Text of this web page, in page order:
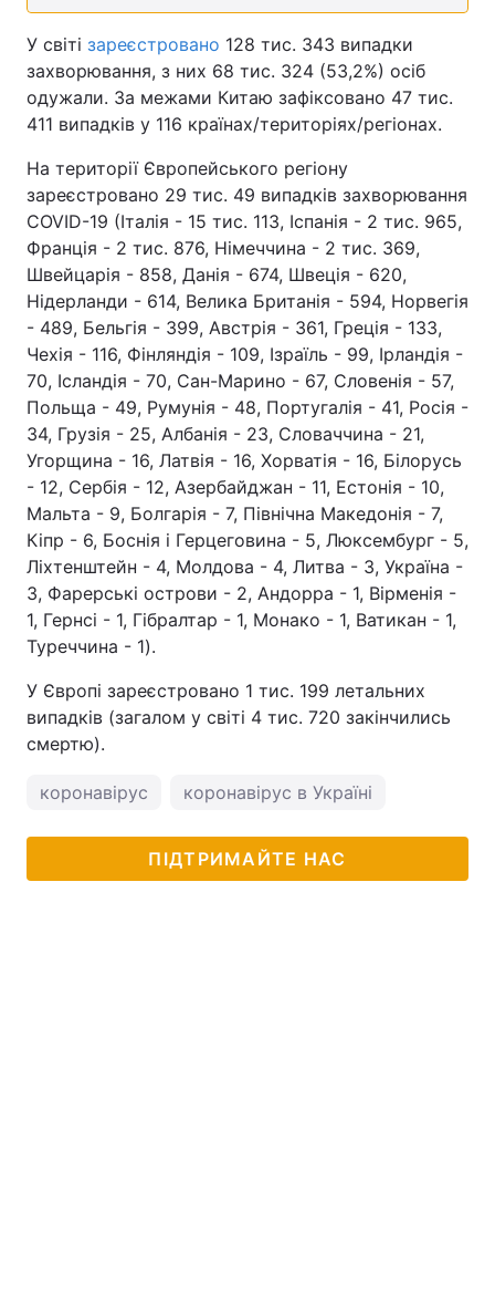
Тема оформлення
У світі зареєстровано 128 тис. 343 випадки
захворювання, з них 68 тис. 324 (53,2%) осіб
одужали. За межами Китаю зафіксовано 47 тис.
411 випадків у 116 країнах/територіях/регіонах.
На території Європейського регіону
зареєстровано 29 тис. 49 випадків захворювання
COVID-19 (Італія - 15 тис. 113, Іспанія - 2 тис. 965,
Франція - 2 тис. 876, Німеччина - 2 тис. 369,
Швейцарія - 858, Данія - 674, Швеція - 620,
Нідерланди - 614, Велика Британія - 594, Норвегія
- 489, Бельгія - 399, Австрія - 361, Греція - 133,
Чехія - 116, Фінляндія - 109, Ізраїль - 99, Ірландія -
70, Ісландія - 70, Сан-Марино - 67, Словенія - 57,
Польща - 49, Румунія - 48, Португалія - 41, Росія -
34, Грузія - 25, Албанія - 23, Словаччина - 21,
Угорщина - 16, Латвія - 16, Хорватія - 16, Білорусь
- 12, Сербія - 12, Азербайджан - 11, Естонія - 10,
Мальта - 9, Болгарія - 7, Північна Македонія - 7,
Кіпр - 6, Боснія і Герцеговина - 5, Люксембург - 5,
Ліхтенштейн - 4, Молдова - 4, Литва - 3, Україна -
3, Фарерські острови - 2, Андорра - 1, Вірменія -
1, Гернсі - 1, Гібралтар - 1, Монако - 1, Ватикан - 1,
Туреччина - 1).
У Європі зареєстровано 1 тис. 199 летальних
випадків (загалом у світі 4 тис. 720 закінчились
смертю).
коронавірус коронавірус в Україні
ПІДТРИМАЙТЕ НАС